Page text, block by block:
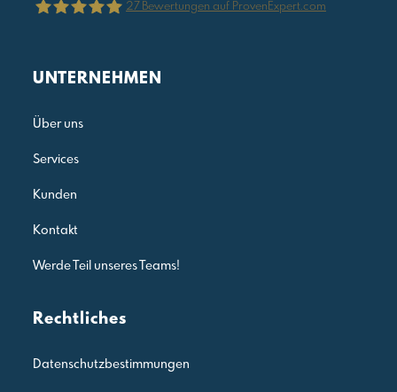
27 Bewertungen auf ProvenExpert.com
UNTERNEHMEN
Über uns
Services
Kunden
Kontakt
Werde Teil unseres Teams!
Rechtliches
Datenschutzbestimmungen